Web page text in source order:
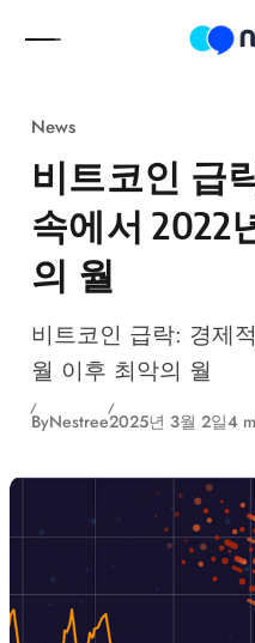
News
비트코인 급
속에서 2022
의 월
비트코인 급락: 경제
월 이후 최악의 월
ByNestree2025년 3월 2일4